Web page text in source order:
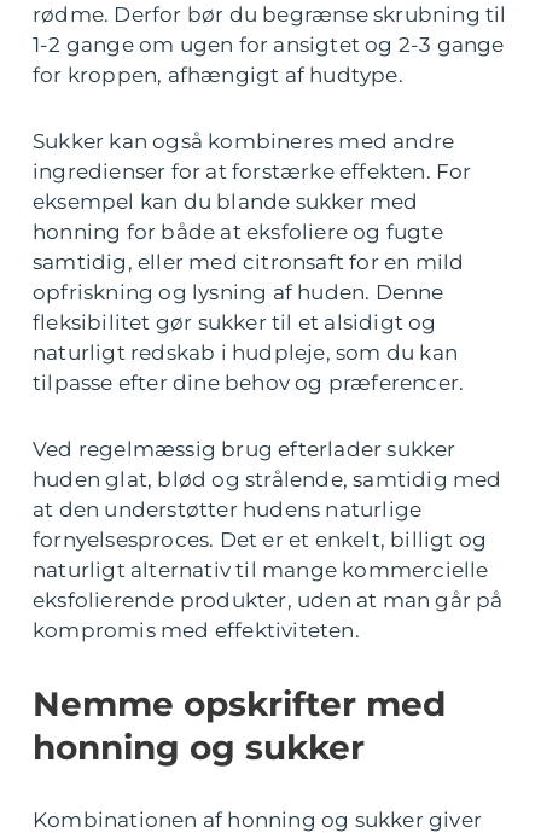
rødme. Derfor bør du begrænse skrubning til
1-2 gange om ugen for ansigtet og 2-3 gange
for kroppen, afhængigt af hudtype.
Sukker kan også kombineres med andre
ingredienser for at forstærke effekten. For
eksempel kan du blande sukker med
honning for både at eksfoliere og fugte
samtidig, eller med citronsaft for en mild
opfriskning og lysning af huden. Denne
fleksibilitet gør sukker til et alsidigt og
naturligt redskab i hudpleje, som du kan
tilpasse efter dine behov og præferencer.
Ved regelmæssig brug efterlader sukker
huden glat, blød og strålende, samtidig med
at den understøtter hudens naturlige
fornyelsesproces. Det er et enkelt, billigt og
naturligt alternativ til mange kommercielle
eksfolierende produkter, uden at man går på
kompromis med effektiviteten.
Nemme opskrifter med
honning og sukker
Kombinationen af honning og sukker giver